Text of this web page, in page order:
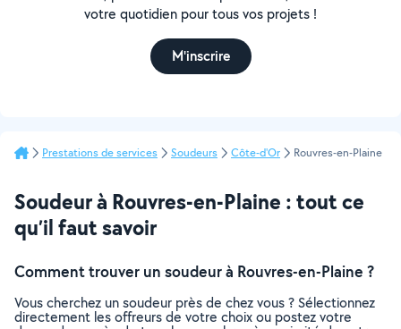
votre quotidien pour tous vos projets !
M'inscrire
Prestations de services Soudeurs Côte-d'Or Rouvres-en-Plaine
Soudeur à Rouvres-en-Plaine : tout ce
qu’il faut savoir
Comment trouver un soudeur à Rouvres-en-Plaine ?
Vous cherchez un soudeur près de chez vous ? Sélectionnez
directement les offreurs de votre choix ou postez votre